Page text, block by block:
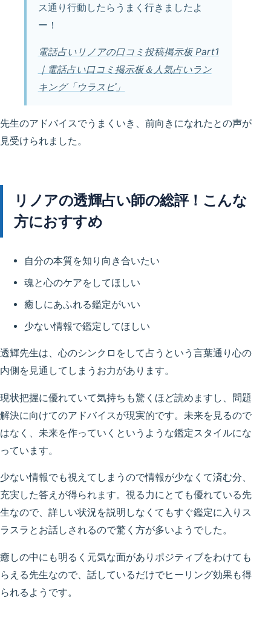
ス通り行動したらうまく行きましたよ
ー！
電話占いリノアの口コミ投稿掲示板 Part1
｜電話占い口コミ掲示板＆人気占いラン
キング「ウラスピ」
先生のアドバイスでうまくいき、前向きになれたとの声が
見受けられました。
リノアの透輝占い師の総評！こんな
方におすすめ
自分の本質を知り向き合いたい
魂と心のケアをしてほしい
癒しにあふれる鑑定がいい
少ない情報で鑑定してほしい
透輝先生は、心のシンクロをして占うという言葉通り心の
内側を見通してしまうお力があります。
現状把握に優れていて気持ちも驚くほど読めますし、問題
解決に向けてのアドバイスが現実的です。未来を見るので
はなく、未来を作っていくというような鑑定スタイルにな
っています。
少ない情報でも視えてしまうので情報が少なくて済む分、
充実した答えが得られます。視る力にとても優れている先
生なので、詳しい状況を説明しなくてもすぐ鑑定に入りス
ラスラとお話しされるので驚く方が多いようでした。
癒しの中にも明るく元気な面がありポジティブをわけても
らえる先生なので、話しているだけでヒーリング効果も得
られるようです。